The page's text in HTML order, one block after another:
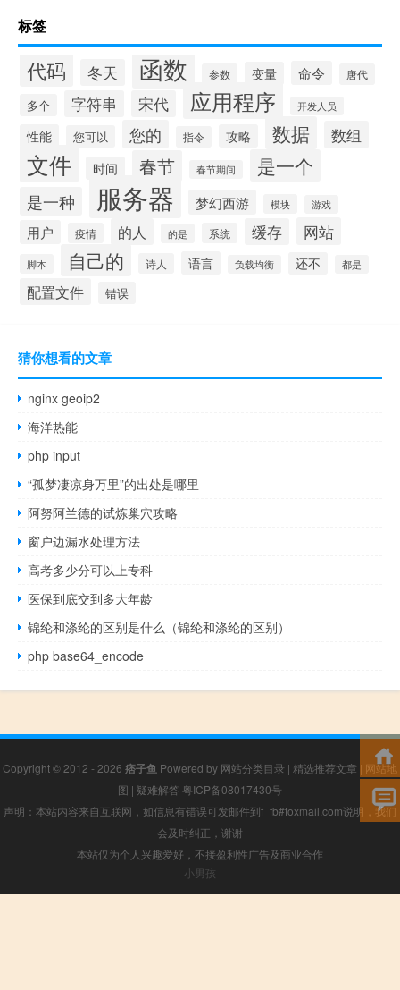
标签
代码 冬天 函数 参数 变量 命令 唐代
多个 字符串 宋代 应用程序 开发人员
性能 您可以 您的 指令 攻略 数据 数组
文件 时间 春节 春节期间 是一个
是一种 服务器 梦幻西游 模块 游戏
用户 疫情 的人 的是 系统 缓存 网站
脚本 自己的 诗人 语言 负载均衡 还不 都是
配置文件 错误
猜你想看的文章
nginx geoip2
海洋热能
php input
“孤梦凄凉身万里”的出处是哪里
阿努阿兰德的试炼巢穴攻略
窗户边漏水处理方法
高考多少分可以上专科
医保到底交到多大年龄
锦纶和涤纶的区别是什么（锦纶和涤纶的区别）
php base64_encode
Copyright © 2012 - 2026 痞子鱼 Powered by 网站分类目录 | 精选推荐文章 | 网站地
图 | 疑难解答 粤ICP备08017430号
声明：本站内容来自互联网，如信息有错误可发邮件到f_fb#foxmail.com说明，我们
会及时纠正，谢谢
本站仅为个人兴趣爱好，不接盈利性广告及商业合作
小男孩